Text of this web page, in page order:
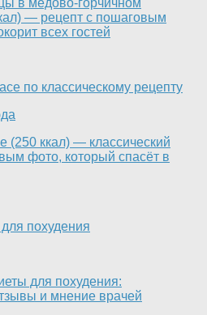
в медово-горчичном
— рецепт с пошаговым
всех гостей
(250 ккал) — классический
фото, который спасёт в
для похудения:
и мнение врачей